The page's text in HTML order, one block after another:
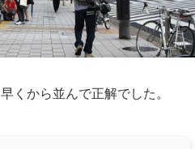
くから並んで正解でした。